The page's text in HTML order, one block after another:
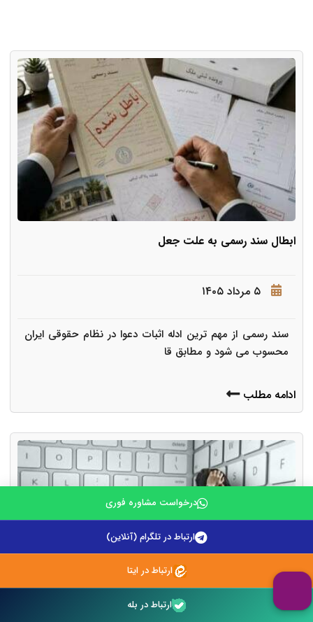
ابطال سند رسمی به علت جعل
۵ مرداد ۱۴۰۵
سند رسمی از مهم ترین ادله اثبات دعوا در نظام حقوقی ایران
محسوب می شود و مطابق قا
ادامه مطلب
درخواست مشاوره فوری
ارتباط در تلگرام (آنلاین)
ارتباط در ایتا
ارتباط در بله